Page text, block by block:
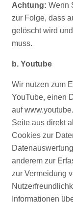
Achtung: Wenn
zur Folge, dass
gelöscht wird
muss.
b. Youtube
Wir nutzen zum
YouTube, einen
auf
Seite aus direkt
Cookies zur
anderem zur
zur Vermeidung
Informationen